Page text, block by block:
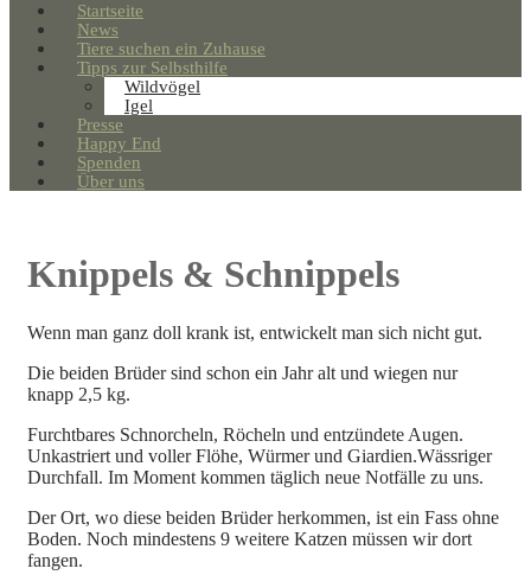
Startseite
News
Tiere suchen ein Zuhause
Tipps zur Selbsthilfe
Wildvögel
Igel
Presse
Happy End
Spenden
Über uns
Knippels & Schnippels
Wenn man ganz doll krank ist, entwickelt man sich nicht gut.
Die beiden Brüder sind schon ein Jahr alt und wiegen nur
knapp 2,5 kg.
Furchtbares Schnorcheln, Röcheln und entzündete Augen.
Unkastriert und voller Flöhe, Würmer und Giardien.Wässriger
Durchfall. Im Moment kommen täglich neue Notfälle zu uns.
Der Ort, wo diese beiden Brüder herkommen, ist ein Fass ohne
Boden. Noch mindestens 9 weitere Katzen müssen wir dort
fangen.